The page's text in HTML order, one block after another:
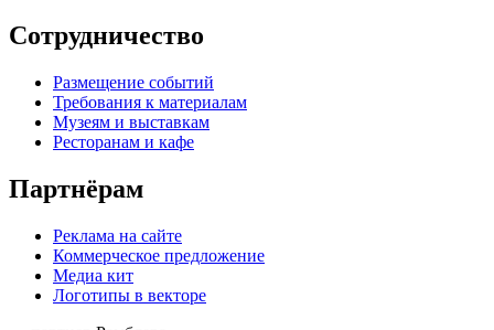
Сотрудничество
Размещение событий
Требования к материалам
Музеям и выставкам
Ресторанам и кафе
Партнёрам
Реклама на сайте
Коммерческое предложение
Медиа кит
Логотипы в векторе